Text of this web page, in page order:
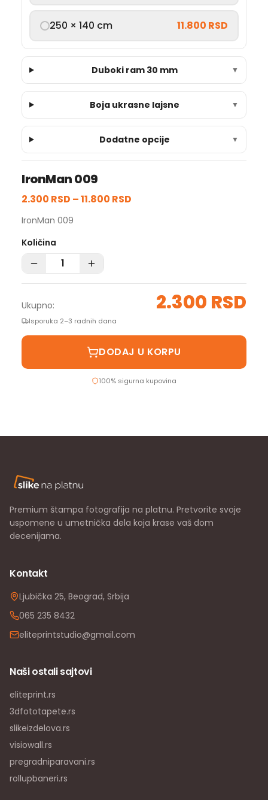
250 × 140 cm 11.800 RSD
Duboki ram 30 mm ▼
Boja ukrasne lajsne ▼
Dodatne opcije ▼
IronMan 009
2.300 RSD –11.800 RSD
IronMan 009
Količina
Ukupno: 2.300 RSD
Isporuka 2–3 radnih dana
DODAJ U KORPU
100% sigurna kupovina
Premium štampa fotografija na platnu. Pretvorite svoje
uspomene u umetnička dela koja krase vaš dom
decenijama.
Kontakt
Ljubička 25, Beograd, Srbija
065 235 8432
eliteprintstudio@gmail.com
Naši ostali sajtovi
eliteprint.rs
3dfototapete.rs
slikeizdelova.rs
visiowall.rs
pregradniparavani.rs
rollupbaneri.rs